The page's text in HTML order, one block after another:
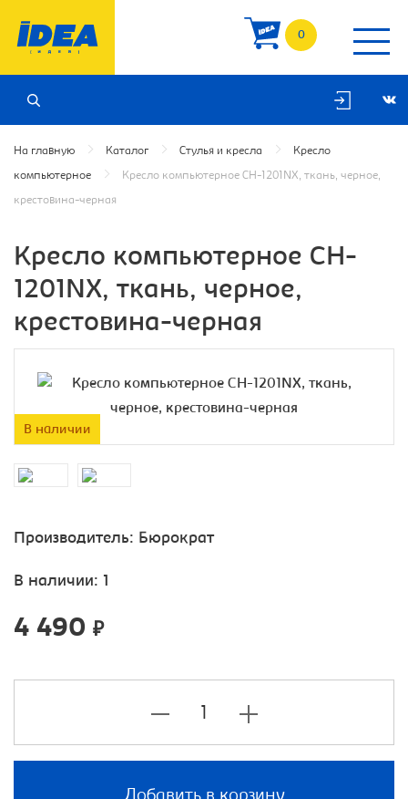
0
На главную Каталог Стулья и кресла Кресло
компьютерное Кресло компьютерное CH-1201NX, ткань, черное,
крестовина-черная
Кресло компьютерное CH-
1201NX, ткань, черное,
крестовина-черная
В наличии
Производитель: Бюрократ
В наличии: 1
4 490 ₽